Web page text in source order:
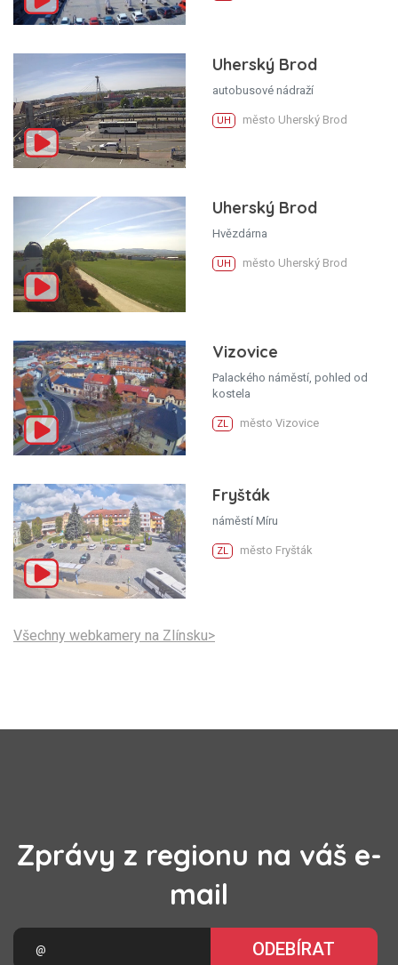
Uherský Brod
autobusové nádraží
UH město Uherský Brod
Uherský Brod
Hvězdárna
UH město Uherský Brod
Vizovice
Palackého náměstí, pohled od
kostela
ZL město Vizovice
Fryšták
náměstí Míru
ZL město Fryšták
Všechny webkamery na Zlínsku>
Zprávy z regionu na váš e-
mail
ODEBÍRAT